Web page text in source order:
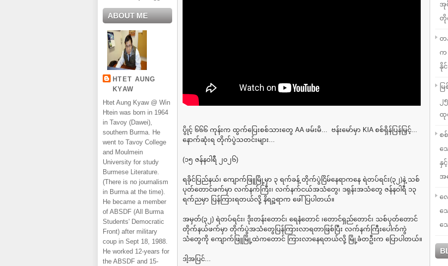
ABOUT ME
HTET AUNG
KYAW
Htet Aung Kyaw @ Win
Htein was born in 1964
in Tavoy (Dawei),
southern Burma. He
went to Tavoy College
and Moulmein
University for study
Burmese Literature.
(There is no journalism
in Burma at the time).
He became a member
of ABSDF (All Burma
Students' Democratic
Front) after military
coup in Sept 18, 1988.
He worked 12-years for
the ABSDF and 15-
ပွိုင့် ၆၆၆ ကုန်းက ထွက်ပြေးစစ်သားတွေ AA ဖမ်းမိ... ဗန်းမော်မှာ KIA စစ်ရှိန်ပြန်မြှင့်...
နောက်ဆုံးရ တိုက်ပွဲသတင်းများ...
(၁၅ ဇန်နဝါရီ ၂၀၂၆)
ရခိုင်ပြည်နယ်၊ ကျောက်ဖြူမြို့မှာ ၃ ရက်ခန့် တိုက်ပွဲငြိမ်နေရာကနေ ရဲတပ်ရင်း(၃၂)နဲ့ သစ်
ပုတ်တောင်ဖက်မှာ လက်နက်ကြီး၊ လက်နက်ငယ်အသံတွေ၊ ဒရုန်းအသံတွေ ဇန်နဝါရီ ၁၃
ရက်ညမှာ ပြန်ကြားရတယ်လို့ နိရဉ္စရာက ဖေါ်ပြပါတယ်။
အမှတ်(၃၂) ရဲတပ်ရင်း၊ ဒိုးတန်းတောင်၊ ရေနံတောင် ၊တောင်ရှည်တောင်၊ သစ်ပုတ်တောင်
တိုက်နယ်ဖက်မှာ တိုက်ပွဲအသံတွေပြန်ကြားလာရတာဖြစ်ပြီး လက်နက်ကြီးပေါက်ကွဲ
သံတွေကို ကျောက်ဖြူမြို့ထဲကတောင် ကြားလာနေရတယ်လို့ မြို့ခံတဦးက ပြောပါတယ်။
ဒါ့အပြင်...
အု
တို
တ
က
နိုင်
မ
၂
ထု
စ
သ
နှ
အ
လ
သ
သ